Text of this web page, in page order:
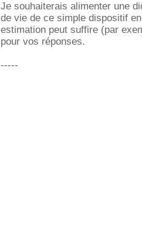
Je souhaiterais alimenter une
de vie de ce simple dispositif
estimation peut suffire (par
pour vos réponses.
-----